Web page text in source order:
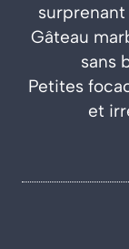
Gâteau
sans
Petites
et